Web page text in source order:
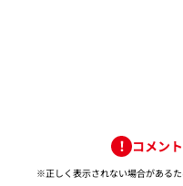
コメン
※正しく表示されない場合がある